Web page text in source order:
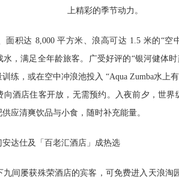
上精彩的季节动力。
面积达 8,000 平方米、浪高可达 1.5 米的“空
，满足全年龄旅客。广受好评的“银河健体
练，或在空中冲浪池投入 “Aqua Zumba水上
向酒店住客开放，无需预约。入夜前夕，世
应清爽饮品与小食，随时补充能量。
达仕及「百老汇酒店」成热选
间屡获殊荣酒店的宾客，可免费进入天浪淘